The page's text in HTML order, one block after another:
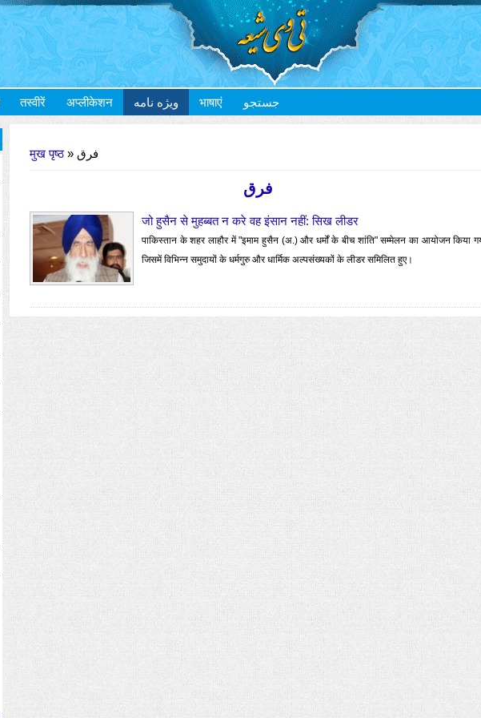
तस्वीरें अप्लीकेशन ویژه نامه भाषाएं جستجو
मुख पृष्ठ
» فرق
فرق
जो हुसैन से मुहब्बत न करे वह इंसान नहीं: सिख लीडर
पाकिस्तान के शहर लाहौर में "इमाम हुसैन (अ.) और धर्मों के बीच शांति" सम्मेलन का आयोजन किया
जिसमें विभिन्न समुदायों के धर्मगुरु और धार्मिक अल्पसंख्यकों के लीडर समिलित हुए।